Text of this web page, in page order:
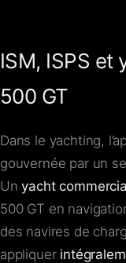
ISM, ISPS et
500 GT
Dans le yachting,
gouvernée par un
Unyacht
500 GT en
des navires de
appliquer